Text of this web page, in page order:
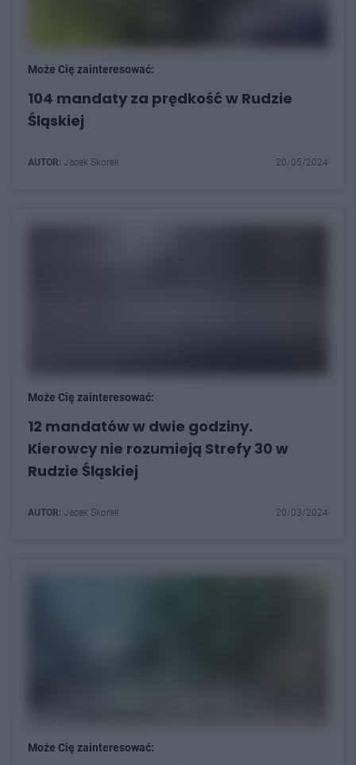
Może Cię zainteresować:
104 mandaty za prędkość w Rudzie
Śląskiej
AUTOR: Jacek Skorek 20/05/2024
Może Cię zainteresować:
12 mandatów w dwie godziny.
Kierowcy nie rozumieją Strefy 30 w
Rudzie Śląskiej
AUTOR: Jacek Skorek 20/03/2024
Może Cię zainteresować: